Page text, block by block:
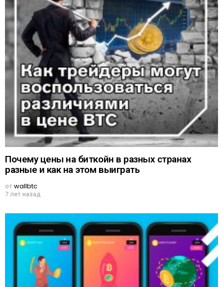
Почему цены на биткойн в разных странах
разные и как на этом выиграть
отwallbtc
7 лет назад